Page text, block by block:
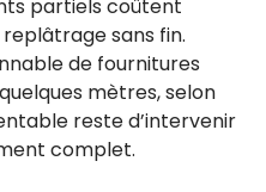
partiels coûtent
sans fin.
de fournitures
mètres, selon
reste d’intervenir
complet.